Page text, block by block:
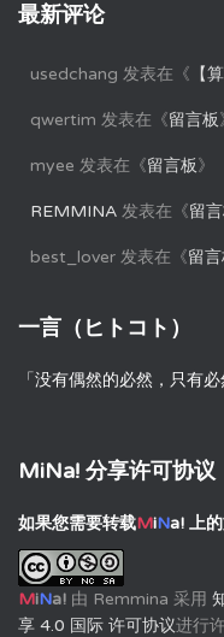
最新评论
usedchang 发表在《 【
qwertim 发表在《留言板
myee 发表在《留言板》
REMMINA 发表在《留
best_lover 发表在《留言
一言（ヒトコト）
「没有偶然的必然，只有必
MiNa! 分享许可协议
如果您需要转载MiNa! 上
MiNa! 由 Remmina 采用
享 4.0 国际 许可协议进行许